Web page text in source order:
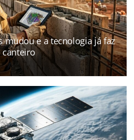
mudou e a tecnologia já faz